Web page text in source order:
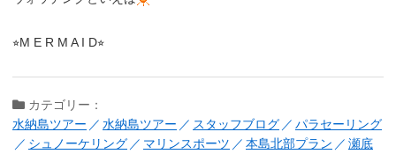
⭐︎M E R M A I D⭐︎
カテゴリー：
水納島ツアー
水納島ツアー スタッフブログ
パラセーリング
シュノーケリング
マリンスポーツ 本島北部プラン
瀬底